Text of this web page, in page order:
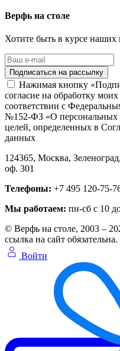
Верфь на столе
Хотите быть в курсе наших
Нажимая кнопку
согласие на обработку
соответствии с
№152-ФЗ «О персональных
целей, определенных в
данных
124365, Москва, Зеленоград,
оф. 301
Телефоны: +7 495 120-75-
Мы работаем: пн-сб с 10
© Верфь на столе, 2003 –
ссылка на сайт обязательна.
Войти